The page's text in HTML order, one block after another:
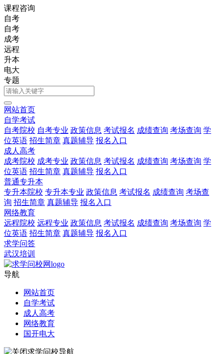
课程咨询
自考
自考
成考
远程
升本
电大
专题
网站首页
自学考试
自考院校 自考专业 政策信息 考试报名 成绩查询 考场查询 学
位英语 招生简章 真题辅导 报名入口
成人高考
成考院校 成考专业 政策信息 考试报名 成绩查询 考场查询 学
位英语 招生简章 真题辅导 报名入口
普通专升本
专升本院校 专升本专业 政策信息 考试报名 成绩查询 考场查
询 招生简章 真题辅导 报名入口
网络教育
远程院校 远程专业 政策信息 考试报名 成绩查询 考场查询 学
位英语 招生简章 真题辅导 报名入口
求学问答
武汉培训
导航
网站首页
自学考试
成人高考
网络教育
国开电大
求学问校导航